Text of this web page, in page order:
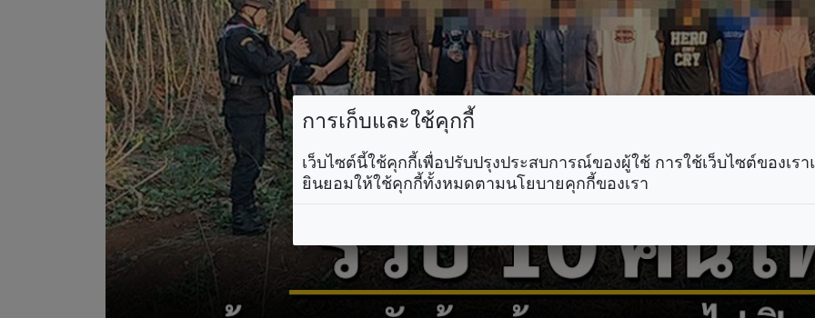
การเก็บและใช้คุกกี้
เว็บไซต์นี้ใช้คุกกี้เพื่อปรับปรุงประสบการณ์ของผู้ใช้ การใช้เว็บไซต์ของเร
ยินยอมให้ใช้คุกกี้ทั้งหมดตามนโยบายคุกกี้ของเรา